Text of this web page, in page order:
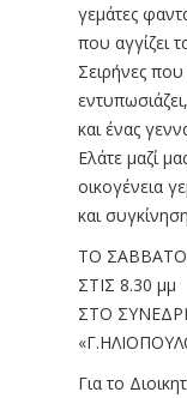
γεμάτες
που αγγίζει
Σειρήνες
και ένας
Ελάτε μαζί
οικογένεια
και
ΤΟ ΣΑΒΒΑΤΟ
ΣΤΙΣ 8.30 μμ
ΣΤΟ
Για το